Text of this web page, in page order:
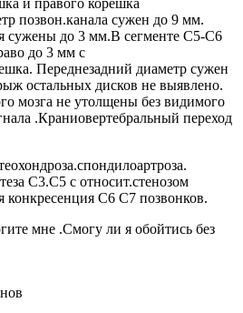
позвон.канала сужен до 9 мм.
сужены до 3 мм.В сегменте С5-С6
до 3 мм с
Переднезадний диаметр сужен
остальных дисков не выявлено.
мозга не утолщены без видимого
.Краниовертебральный переход
С3.С5 с относит.стенозом
конкресенция C6 C7 позвонков.
мне .Смогу ли я обойтись без